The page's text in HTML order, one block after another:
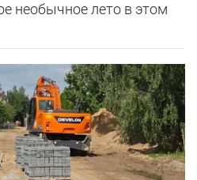
необычное лето в этом